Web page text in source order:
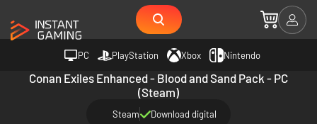
PC PlayStation Xbox Nintendo
Conan Exiles Enhanced - Blood and Sand Pack - PC
(Steam)
Steam Download digital